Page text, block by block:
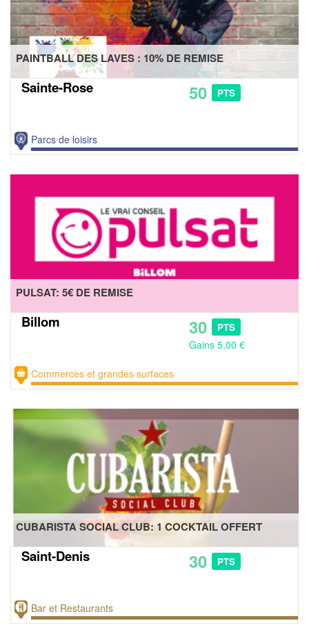
PAINTBALL DES LAVES : 10% DE REMISE
Sainte-Rose 50 PTS
Parcs de loisirs
PULSAT: 5€ DE REMISE
Billom 30 PTS
Gains 5,00 €
Commerces et grandes surfaces
CUBARISTA SOCIAL CLUB: 1 COCKTAIL OFFERT
Saint-Denis 30 PTS
Bar et Restaurants